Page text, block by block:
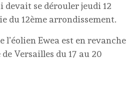
devait se dérouler jeudi 12
du 12ème arrondissement.
l’éolien Ewea est en revanche
Versailles du 17 au 20